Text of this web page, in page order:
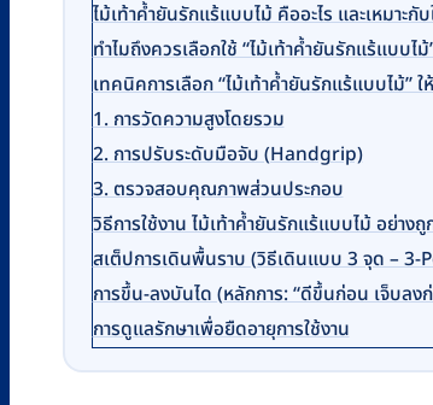
ไม้เท้าค้ำยันรักแร้แบบไม้ คืออะไร และเหมาะกั
ทำไมถึงควรเลือกใช้ “ไม้เท้าค้ำยันรักแร้แบบไม้
เทคนิคการเลือก “ไม้เท้าค้ำยันรักแร้แบบไม้”
1. การวัดความสูงโดยรวม
2. การปรับระดับมือจับ (Handgrip)
3. ตรวจสอบคุณภาพส่วนประกอบ
วิธีการใช้งาน ไม้เท้าค้ำยันรักแร้แบบไม้ อย่า
สเต็ปการเดินพื้นราบ (วิธีเดินแบบ 3 จุด – 3-
การขึ้น-ลงบันได (หลักการ: “ดีขึ้นก่อน เจ็บลง
การดูแลรักษาเพื่อยืดอายุการใช้งาน